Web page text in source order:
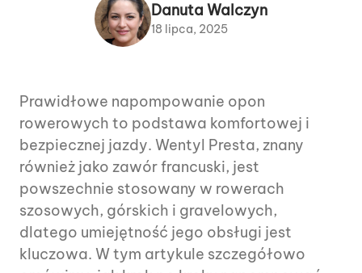
Danuta Walczyn
18 lipca, 2025
Prawidłowe napompowanie opon
rowerowych to podstawa komfortowej i
bezpiecznej jazdy. Wentyl Presta, znany
również jako zawór francuski, jest
powszechnie stosowany w rowerach
szosowych, górskich i gravelowych,
dlatego umiejętność jego obsługi jest
kluczowa. W tym artykule szczegółowo